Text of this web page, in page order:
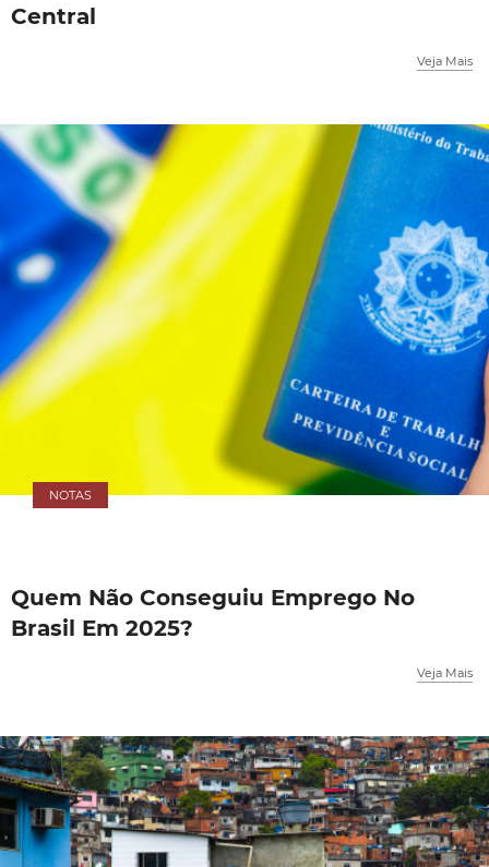
Central
Veja Mais
NOTAS
Quem Não Conseguiu Emprego No
Brasil Em 2025?
Veja Mais